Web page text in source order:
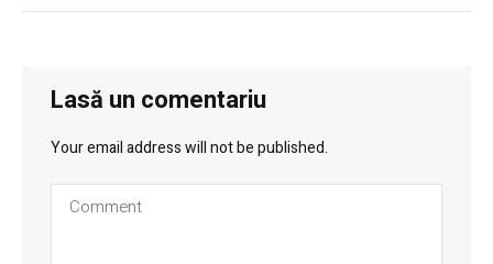
Lasă un comentariu
Your email address will not be published.